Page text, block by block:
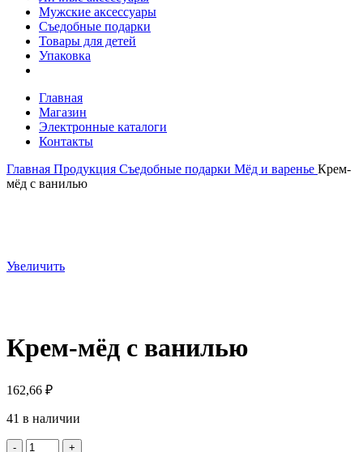
Мужские аксессуары
Съедобные подарки
Товары для детей
Упаковка
Главная
Магазин
Электронные каталоги
Контакты
Главная Продукция Съедобные подарки Мёд и варенье Крем-
мёд с ванилью
Увеличить
Крем-мёд с ванилью
162,66 ₽
41 в наличии